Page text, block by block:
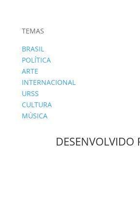
TEMAS
BRASIL
POLÍTICA
ARTE
INTERNACIONAL
URSS
CULTURA
MÚSICA
DESENVOLVIDO